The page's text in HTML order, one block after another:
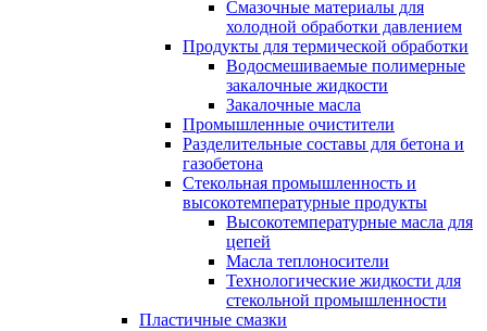
Смазочные материалы для
холодной обработки давлением
Продукты для термической обработки
Водосмешиваемые полимерные
закалочные жидкости
Закалочные масла
Промышленные очистители
Разделительные составы для бетона и
газобетона
Стекольная промышленность и
высокотемпературные продукты
Высокотемпературные масла для
цепей
Масла теплоносители
Технологические жидкости для
стекольной промышленности
Пластичные смазки